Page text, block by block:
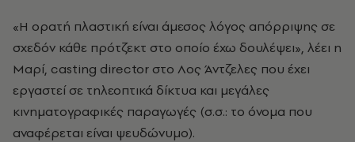
«Η ορατή πλαστική είναι άμεσος λόγος απόρριψης σε
σχεδόν κάθε πρότζεκτ στο οποίο έχω δουλέψει», λέει η
Μαρί, casting director στο Λος Άντζελες που έχει
εργαστεί σε τηλεοπτικά δίκτυα και μεγάλες
κινηματογραφικές παραγωγές (σ.σ.: το όνομα που
αναφέρεται είναι ψευδώνυμο).